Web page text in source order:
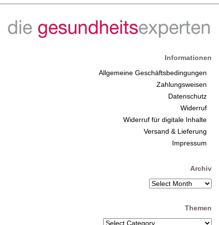
Informationen
Allgemeine Geschäftsbedingungen
Zahlungsweisen
Datenschutz
Widerruf
Widerruf für digitale Inhalte
Versand & Lieferung
Impressum
Archiv
Themen